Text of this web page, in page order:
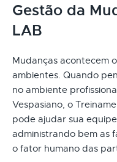
Gestão da
LAB
Mudanças acontecem
ambientes. Quando
no ambiente
Vespasiano, o
pode ajudar sua
administrando bem as
o fator humano das